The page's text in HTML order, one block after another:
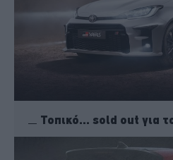
Τοπικό… sold out για